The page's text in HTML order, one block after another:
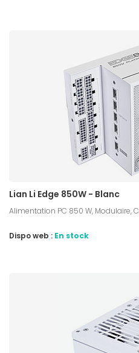
Lian Li Edge 850W - Blanc
Alimentation PC 850 W, Modulaire,
Dispo web : En stock